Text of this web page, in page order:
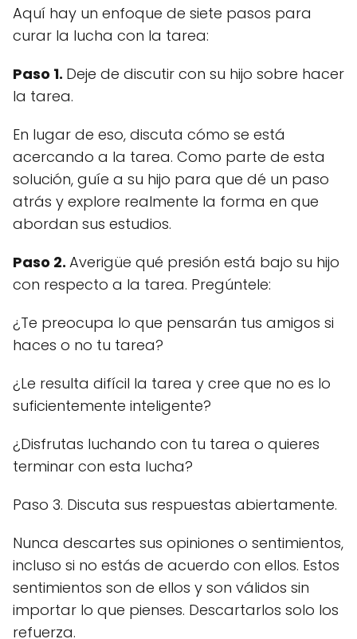
Aquí hay un enfoque de siete pasos para
curar la lucha con la tarea:
Paso 1. Deje de discutir con su hijo sobre hacer
la tarea.
En lugar de eso, discuta cómo se está
acercando a la tarea. Como parte de esta
solución, guíe a su hijo para que dé un paso
atrás y explore realmente la forma en que
abordan sus estudios.
Paso 2. Averigüe qué presión está bajo su hijo
con respecto a la tarea. Pregúntele:
¿Te preocupa lo que pensarán tus amigos si
haces o no tu tarea?
¿Le resulta difícil la tarea y cree que no es lo
suficientemente inteligente?
¿Disfrutas luchando con tu tarea o quieres
terminar con esta lucha?
Paso 3. Discuta sus respuestas abiertamente.
Nunca descartes sus opiniones o sentimientos,
incluso si no estás de acuerdo con ellos. Estos
sentimientos son de ellos y son válidos sin
importar lo que pienses. Descartarlos solo los
refuerza.